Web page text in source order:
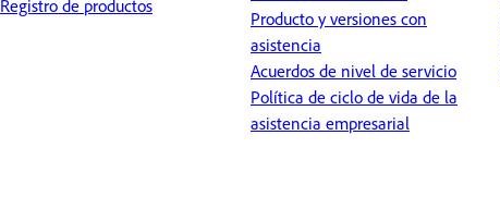
Registro de productos
Producto y versiones con
asistencia
Acuerdos de nivel de servicio
Política de ciclo de vida de la
asistencia empresarial